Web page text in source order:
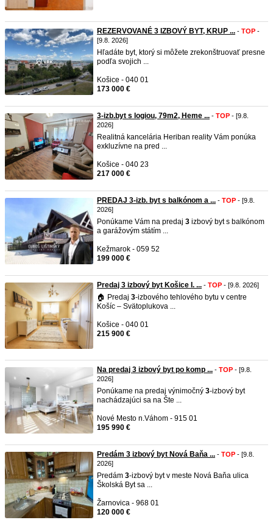
REZERVOVANÉ 3 IZBOVÝ BYT, KRUP ... - TOP -
[9.8. 2026]
Hľadáte byt, ktorý si môžete zrekonštruovať presne
podľa svojich ...
Košice - 040 01
173 000 €
3-izb.byt s logiou, 79m2, Heme ... - TOP - [9.8.
2026]
Realitná kancelária Heriban reality Vám ponúka
exkluzívne na pred ...
Košice - 040 23
217 000 €
PREDAJ 3-izb. byt s balkónom a ... - TOP - [9.8.
2026]
Ponúkame Vám na predaj 3 izbový byt s balkónom
a garážovým státím ...
Kežmarok - 059 52
199 000 €
Predaj 3 izbový byt Košice I. ... - TOP - [9.8. 2026]
🏠 Predaj 3-izbového tehlového bytu v centre
Košíc – Svätoplukova ...
Košice - 040 01
215 900 €
Na predaj 3 izbový byt po komp ... - TOP - [9.8.
2026]
Ponúkame na predaj výnimočný 3-izbový byt
nachádzajúci sa na Šte ...
Nové Mesto n.Váhom - 915 01
195 990 €
Predám 3 izbový byt Nová Baňa ... - TOP - [9.8.
2026]
Predám 3-izbový byt v meste Nová Baňa ulica
Školská Byt sa ...
Žarnovica - 968 01
120 000 €